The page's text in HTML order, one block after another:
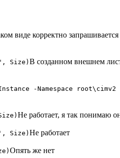
виде корректно
Size) В созданном внешнем
-Namespace root\cimv2 -
Не работает, я так понимаю
Size) Не работает
Опять же нет